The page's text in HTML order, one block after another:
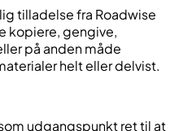
tilladelse fra Roadwise
kopiere, gengive,
på anden måde
helt eller delvist.
udgangspunkt ret til at